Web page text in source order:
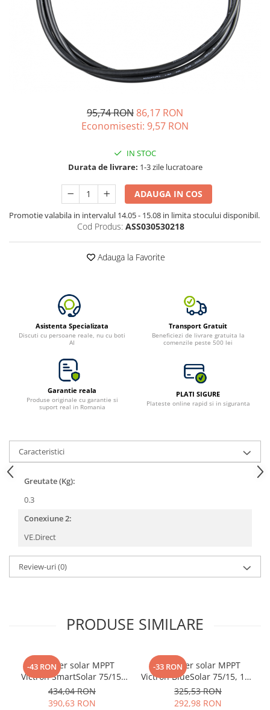
Acumulatori de stocare
Componente sisteme de balcon
95,74 RON86,17 RON
Economisesti: 9,57 RON
IN STOC
Durata de livrare: 1-3 zile lucratoare
ADAUGA IN COS
Promotie valabila in intervalul 14.05 - 15.08 in limita stocului disponibil.
Cod Produs: ASS030530218
Adauga la Favorite
Asistenta Specializata
Discuti cu persoane reale, nu cu boti
AI
Transport Gratuit
Beneficiezi de livrare gratuita la
comenzile peste 500 lei
Garantie reala
Produse originale cu garantie si
suport real in Romania
PLATI SIGURE
Plateste online rapid si in siguranta
Caracteristici
Greutate (Kg):
0.3
Conexiune 2:
VE.Direct
Review-uri(0)
PRODUSE SIMILARE
-43 RON
Controler solar MPPT
Victron SmartSolar 75/15,
15A 12V/24V, cu Bluetooth
integrat
434,04 RON
390,63 RON
-33 RON
Controler solar MPPT
Victron BlueSolar 75/15, 15A
pentru sisteme solare 12V
si 24V
325,53 RON
292,98 RON